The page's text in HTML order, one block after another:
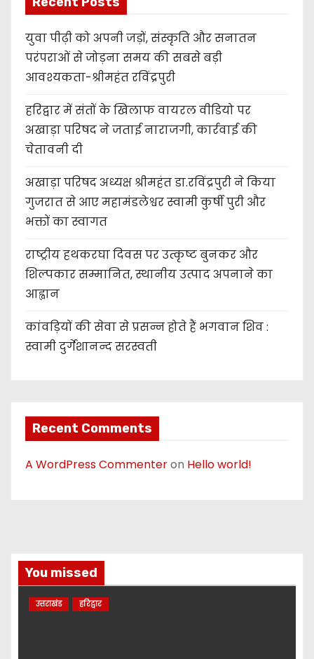
युवा पीढ़ी को अपनी जड़ों, संस्कृति और सनातन
परंपराओं से जोड़ना समय की सबसे बड़ी
आवश्यकता-श्रीमहंत रविंद्रपुरी
हरिद्वार में संतों के खिलाफ वायरल वीडियो पर
अखाड़ा परिषद ने जताई नाराजगी, कार्रवाई की
चेतावनी दी
अखाड़ा परिषद अध्यक्ष श्रीमहंत डा.रविंद्रपुरी ने किया
गुजरात से आए महामंडलेश्वर स्वामी कुर्षी पुरी और
भक्तों का स्वागत
राष्ट्रीय हथकरघा दिवस पर उत्कृष्ट बुनकर और
शिल्पकार सम्मानित, स्थानीय उत्पाद अपनाने का
आह्वान
कांवड़ियों की सेवा से प्रसन्न होते हैं भगवान शिव :
स्वामी दुर्गेशानन्द सरस्वती
Recent Comments
A WordPress Commenteron Hello world!
You missed
उत्तराखंड हरिद्वार